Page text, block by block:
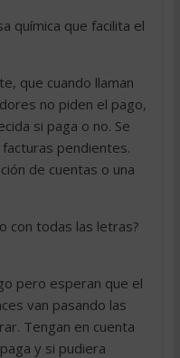
que facilita el
que cuando llaman
no piden el pago,
si paga o no. Se
pendientes.
de cuentas o una
con todas las letras?
pero esperan que el
van pasando las
Tengan en cuenta
y si pudiera